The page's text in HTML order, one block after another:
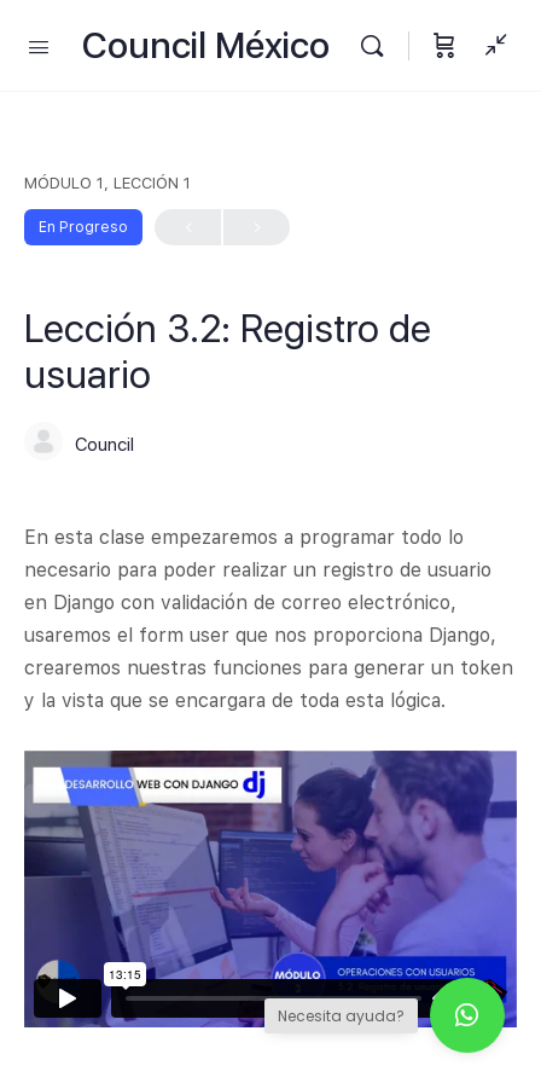
Council México
MÓDULO 1, LECCIÓN 1
En Progreso
Lección 3.2: Registro de
usuario
Council
En esta clase empezaremos a programar todo lo
necesario para poder realizar un registro de usuario
en Django con validación de correo electrónico,
usaremos el form user que nos proporciona Django,
crearemos nuestras funciones para generar un token
y la vista que se encargara de toda esta lógica.
Necesita ayuda?